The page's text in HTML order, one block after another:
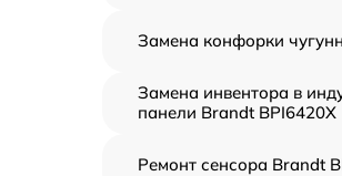
Замена конфорки
Замена инвентора в
панели Brandt BPI6420X
Ремонт сенсора Brandt